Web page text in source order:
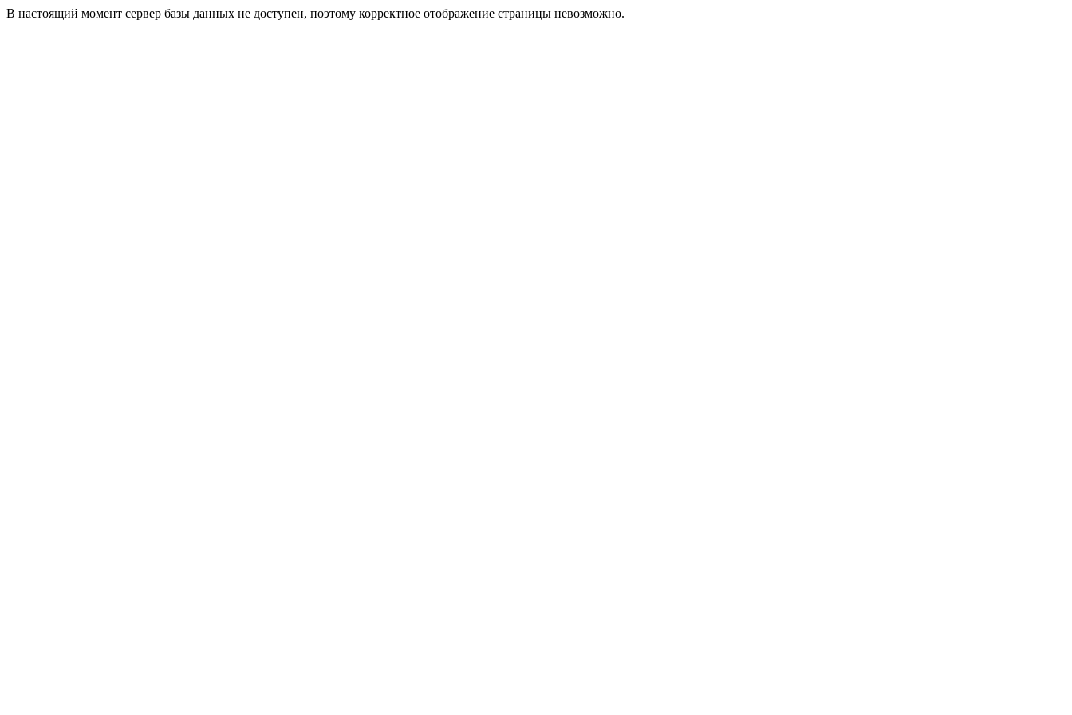
В настоящий момент сервер базы данных не доступен, поэтому корректное отображение страницы невозможно.